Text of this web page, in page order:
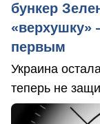
бункер
«верхушку»
первым
Украина
теперь не